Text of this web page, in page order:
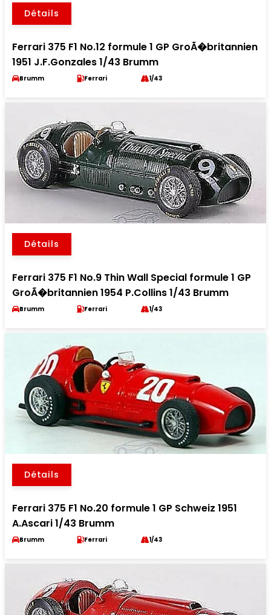
Détails
Ferrari 375 F1 No.12 formule 1 GP GroÃ�britannien
1951 J.F.Gonzales 1/43 Brumm
Brumm Ferrari 1/43
Détails
Ferrari 375 F1 No.9 Thin Wall Special formule 1 GP
GroÃ�britannien 1954 P.Collins 1/43 Brumm
Brumm Ferrari 1/43
Détails
Ferrari 375 F1 No.20 formule 1 GP Schweiz 1951
A.Ascari 1/43 Brumm
Brumm Ferrari 1/43